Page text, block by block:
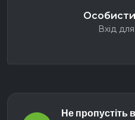
Вхід для
Не пропустіть